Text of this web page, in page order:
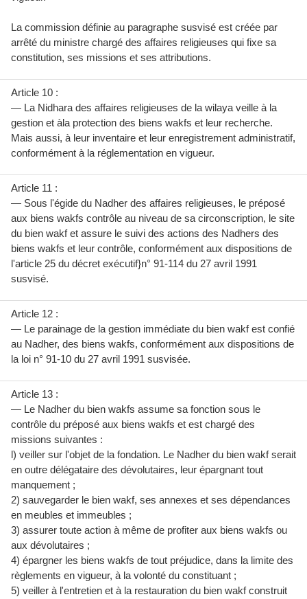
La commission définie au paragraphe susvisé est créée par
arrêté du ministre chargé des affaires religieuses qui fixe sa
constitution, ses missions et ses attributions.
Article 10 :
— La Nidhara des affaires religieuses de la wilaya veille à la
gestion et àla protection des biens wakfs et leur recherche.
Mais aussi, à leur inventaire et leur enregistrement administratif,
conformément à la réglementation en vigueur.
Article 11 :
— Sous l'égide du Nadher des affaires religieuses, le préposé
aux biens wakfs contrôle au niveau de sa circonscription, le site
du bien wakf et assure le suivi des actions des Nadhers des
biens wakfs et leur contrôle, conformément aux dispositions de
l'article 25 du décret exécutif}n° 91-114 du 27 avril 1991
susvisé.
Article 12 :
— Le parainage de la gestion immédiate du bien wakf est confié
au Nadher, des biens wakfs, conformément aux dispositions de
la loi n° 91-10 du 27 avril 1991 susvisée.
Article 13 :
— Le Nadher du bien wakfs assume sa fonction sous le
contrôle du préposé aux biens wakfs et est chargé des
missions suivantes :
l) veiller sur l'objet de la fondation. Le Nadher du bien wakf serait
en outre délégataire des dévolutaires, leur épargnant tout
manquement ;
2) sauvegarder le bien wakf, ses annexes et ses dépendances
en meubles et immeubles ;
3) assurer toute action à même de profiter aux biens wakfs ou
aux dévolutaires ;
4) épargner les biens wakfs de tout préjudice, dans la limite des
règlements en vigueur, à la volonté du constituant ;
5) veiller à l'entretien et à la restauration du bien wakf construit